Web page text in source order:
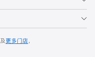
及更多门店，